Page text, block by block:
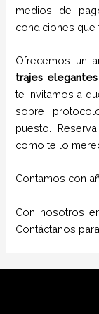
medios de
condiciones que
Ofrecemos un
trajes elegantes
te invitamos a
sobre
puesto.
como te lo
Contamos con
Con nosotros
Contáctanos